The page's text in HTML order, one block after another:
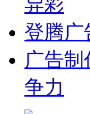
异彩
登腾广
广告
争力